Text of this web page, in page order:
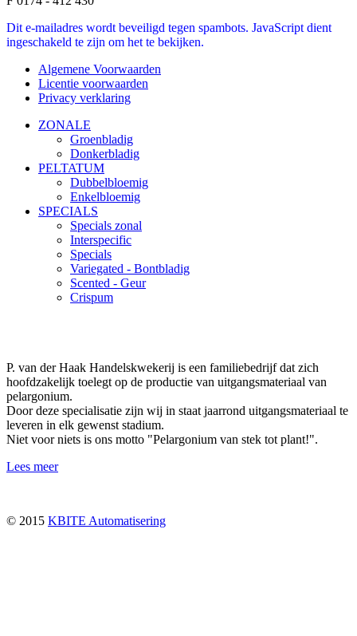
Dit e-mailadres wordt beveiligd tegen spambots. JavaScript dient
ingeschakeld te zijn om het te bekijken.
Algemene Voorwaarden
Licentie voorwaarden
Privacy verklaring
ZONALE
Groenbladig
Donkerbladig
PELTATUM
Dubbelbloemig
Enkelbloemig
SPECIALS
Specials zonal
Interspecific
Specials
Variegated - Bontbladig
Scented - Geur
Crispum
P. van der Haak Handelskwekerij is een familiebedrijf dat zich
hoofdzakelijk toelegt op de productie van uitgangsmateriaal van
pelargonium.
Door deze specialisatie zijn wij in staat jaarrond uitgangsmateriaal te
leveren in elk gewenst stadium.
Niet voor niets is ons motto "Pelargonium van stek tot plant!".
Lees meer
© 2015 KBITE Automatisering